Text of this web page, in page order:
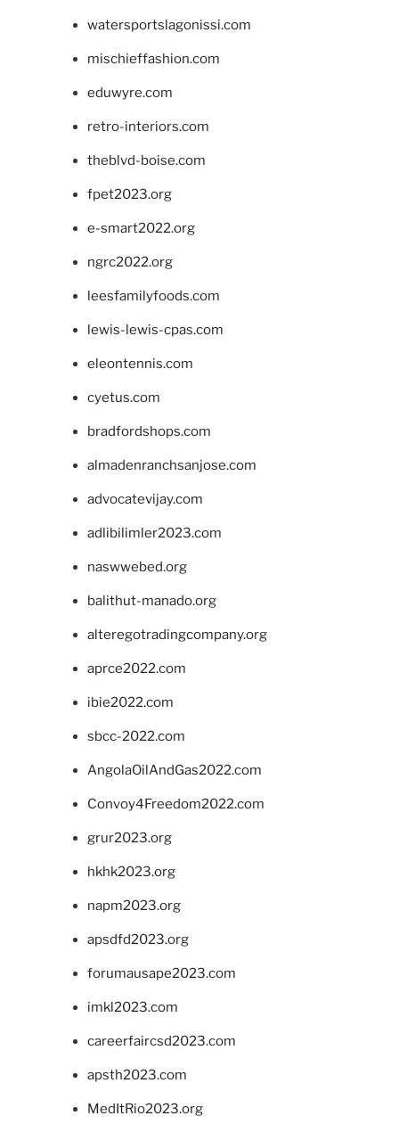
watersportslagonissi.com
mischieffashion.com
eduwyre.com
retro-interiors.com
theblvd-boise.com
fpet2023.org
e-smart2022.org
ngrc2022.org
leesfamilyfoods.com
lewis-lewis-cpas.com
eleontennis.com
cyetus.com
bradfordshops.com
almadenranchsanjose.com
advocatevijay.com
adlibilimler2023.com
naswwebed.org
balithut-manado.org
alteregotradingcompany.org
aprce2022.com
ibie2022.com
sbcc-2022.com
AngolaOilAndGas2022.com
Convoy4Freedom2022.com
grur2023.org
hkhk2023.org
napm2023.org
apsdfd2023.org
forumausape2023.com
imkl2023.com
careerfaircsd2023.com
apsth2023.com
MedItRio2023.org